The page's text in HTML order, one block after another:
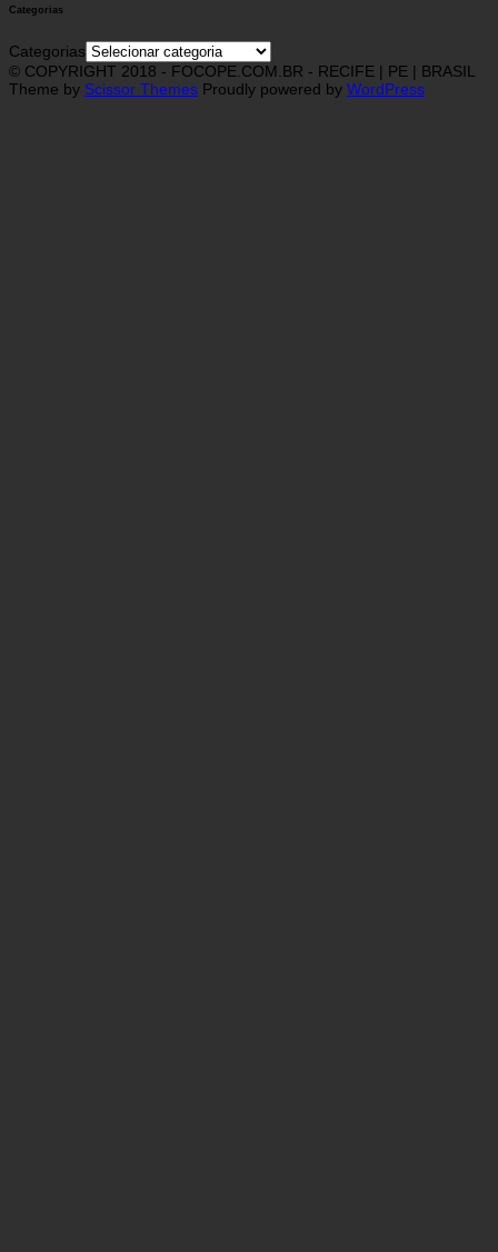
Categorias
Categorias
© COPYRIGHT 2018 - FOCOPE.COM.BR - RECIFE | PE | BRASIL
Theme by Scissor Themes Proudly powered by WordPress